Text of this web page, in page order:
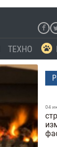
ТЕХНО
04